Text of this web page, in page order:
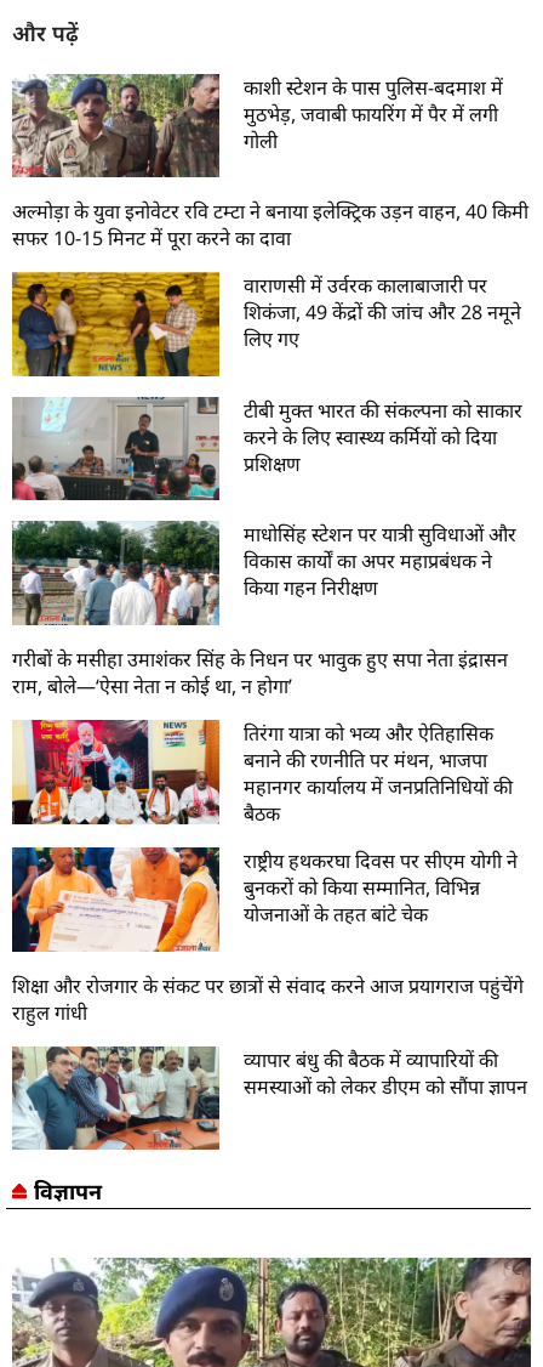
और पढ़ें
काशी स्टेशन के पास पुलिस-बदमाश में
मुठभेड़, जवाबी फायरिंग में पैर में लगी
गोली
अल्मोड़ा के युवा इनोवेटर रवि टम्टा ने बनाया इलेक्ट्रिक उड़न वाहन, 40 किमी
सफर 10-15 मिनट में पूरा करने का दावा
वाराणसी में उर्वरक कालाबाजारी पर
शिकंजा, 49 केंद्रों की जांच और 28 नमूने
लिए गए
टीबी मुक्त भारत की संकल्पना को साकार
करने के लिए स्वास्थ्य कर्मियों को दिया
प्रशिक्षण
माधोसिंह स्टेशन पर यात्री सुविधाओं और
विकास कार्यों का अपर महाप्रबंधक ने
किया गहन निरीक्षण
गरीबों के मसीहा उमाशंकर सिंह के निधन पर भावुक हुए सपा नेता इंद्रासन
राम, बोले—‘ऐसा नेता न कोई था, न होगा’
तिरंगा यात्रा को भव्य और ऐतिहासिक
बनाने की रणनीति पर मंथन, भाजपा
महानगर कार्यालय में जनप्रतिनिधियों की
बैठक
राष्ट्रीय हथकरघा दिवस पर सीएम योगी ने
बुनकरों को किया सम्मानित, विभिन्न
योजनाओं के तहत बांटे चेक
शिक्षा और रोजगार के संकट पर छात्रों से संवाद करने आज प्रयागराज पहुंचेंगे
राहुल गांधी
व्यापार बंधु की बैठक में व्यापारियों की
समस्याओं को लेकर डीएम को सौंपा ज्ञापन
विज्ञापन